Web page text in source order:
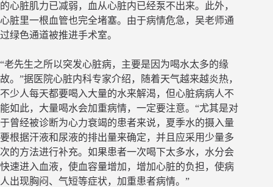
的心脏肌力已减弱，血从心脏内已经泵不出来。此外，
心脏里一根血管也完全堵塞。由于病情危急，吴老师通
过绿色通道被推进手术室。
“老先生之所以突发心脏病，主要是因为喝水太多的缘
故。”据医院心脏内科专家介绍，随着天气越来越炎热，
不少人每天都要喝入大量的水来解渴，但心脏病病人不
能如此，大量喝水会加重病情，一定要注意。“尤其是对
于曾经被诊断为心力衰竭的患者来说，夏季水的摄入量
要根据汗液和尿液的排出量来确定，并且应采用少量多
次的方法进行补充。如果患者一次喝下太多水，水分会
快速进入血液，使血容量增加，增加心脏的负担，使病
人出现胸闷、气短等症状，加重患者病情。”